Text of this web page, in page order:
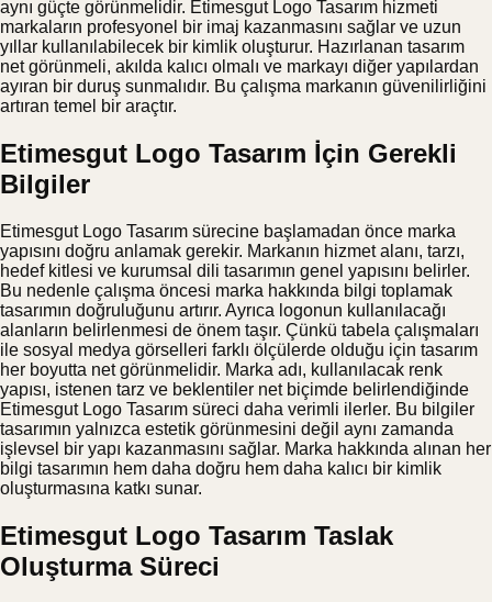
aynı güçte görünmelidir. Etimesgut Logo Tasarım hizmeti
markaların profesyonel bir imaj kazanmasını sağlar ve uzun
yıllar kullanılabilecek bir kimlik oluşturur. Hazırlanan tasarım
net görünmeli, akılda kalıcı olmalı ve markayı diğer yapılardan
ayıran bir duruş sunmalıdır. Bu çalışma markanın güvenilirliğini
artıran temel bir araçtır.
Etimesgut Logo Tasarım İçin Gerekli
Bilgiler
Etimesgut Logo Tasarım sürecine başlamadan önce marka
yapısını doğru anlamak gerekir. Markanın hizmet alanı, tarzı,
hedef kitlesi ve kurumsal dili tasarımın genel yapısını belirler.
Bu nedenle çalışma öncesi marka hakkında bilgi toplamak
tasarımın doğruluğunu artırır. Ayrıca logonun kullanılacağı
alanların belirlenmesi de önem taşır. Çünkü tabela çalışmaları
ile sosyal medya görselleri farklı ölçülerde olduğu için tasarım
her boyutta net görünmelidir. Marka adı, kullanılacak renk
yapısı, istenen tarz ve beklentiler net biçimde belirlendiğinde
Etimesgut Logo Tasarım süreci daha verimli ilerler. Bu bilgiler
tasarımın yalnızca estetik görünmesini değil aynı zamanda
işlevsel bir yapı kazanmasını sağlar. Marka hakkında alınan her
bilgi tasarımın hem daha doğru hem daha kalıcı bir kimlik
oluşturmasına katkı sunar.
Etimesgut Logo Tasarım Taslak
Oluşturma Süreci